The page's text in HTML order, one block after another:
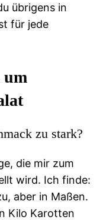
übrigens in
für jede
um
zu stark?
die mir zum
wird. Ich finde:
aber in Maßen.
Kilo Karotten